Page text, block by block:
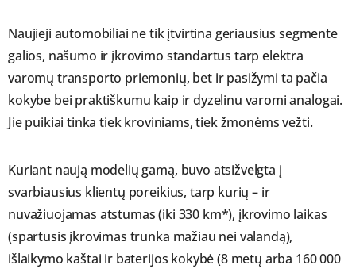
Naujieji automobiliai ne tik įtvirtina geriausius segmente
galios, našumo ir įkrovimo standartus tarp elektra
varomų transporto priemonių, bet ir pasižymi ta pačia
kokybe bei praktiškumu kaip ir dyzelinu varomi analogai.
Jie puikiai tinka tiek kroviniams, tiek žmonėms vežti.
Kuriant naują modelių gamą, buvo atsižvelgta į
svarbiausius klientų poreikius, tarp kurių – ir
nuvažiuojamas atstumas (iki 330 km*), įkrovimo laikas
(spartusis įkrovimas trunka mažiau nei valandą),
išlaikymo kaštai ir baterijos kokybė (8 metų arba 160 000